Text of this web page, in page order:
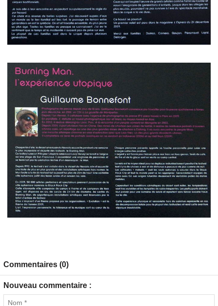
Commentaires (0)
Nouveau commentaire :